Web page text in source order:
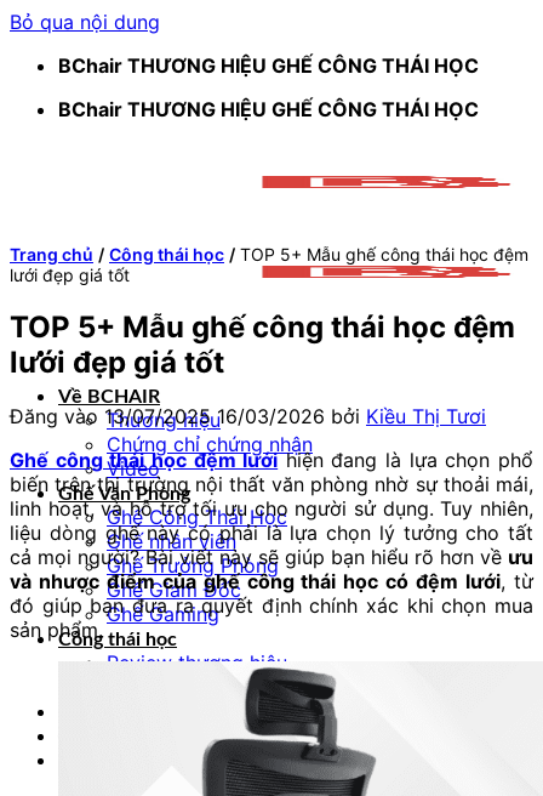
Bỏ qua nội dung
BChair THƯƠNG HIỆU GHẾ CÔNG THÁI HỌC
BChair THƯƠNG HIỆU GHẾ CÔNG THÁI HỌC
Về BCHAIR
Thương hiệu
Chứng chỉ chứng nhận
Video
Ghế Văn Phòng
Ghế Công Thái Học
Ghế nhân viên
Ghế Trưởng Phòng
Ghế Giám Đốc
Ghế Gaming
Công thái học
Review thương hiệu
Sức khỏe văn phòng
Trang chủ / Công thái học / TOP 5+ Mẫu ghế công thái học đệm
lưới đẹp giá tốt
TOP 5+ Mẫu ghế công thái học đệm
lưới đẹp giá tốt
Đăng vào 13/07/2025 16/03/2026 bởi Kiều Thị Tươi
Ghế công thái học đệm lướihiện đang là lựa chọn phổ
biến trên thị trường nội thất văn phòng nhờ sự thoải mái,
linh hoạt, và hỗ trợ tối ưu cho người sử dụng. Tuy nhiên,
liệu dòng ghế này có phải là lựa chọn lý tưởng cho tất
cả mọi người? Bài viết này sẽ giúp bạn hiểu rõ hơn về ưu
và nhược điểm của ghế công thái học có đệm lưới, từ
đó giúp bạn đưa ra quyết định chính xác khi chọn mua
sản phẩm.